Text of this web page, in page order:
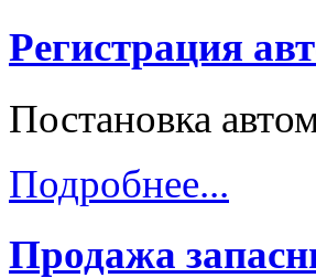
Регистрация
Постановка
Подробнее...
Продажа